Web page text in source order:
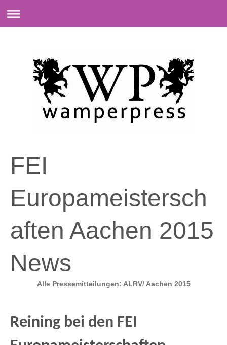
FEI
Europameistersch
aften Aachen 2015
News
Alle Pressemitteilungen: ALRV/ Aachen 2015
Reining bei den FEI